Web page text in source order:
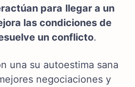
para llegar a un
las condiciones de
un conflicto.
una su autoestima sana
negociaciones y